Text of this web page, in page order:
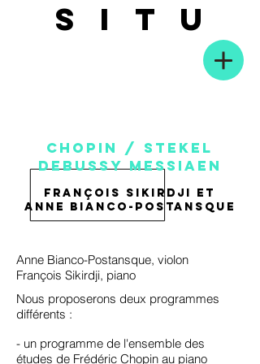
SITU
CHOPIN / stekel
debussy messiaen
FRANçOIS SIKIRDJI et
anne bianco-postansque
Anne Bianco-Postansque, violon
François Sikirdji, piano
Nous proposerons deux programmes
différents :
- un programme de l'ensemble des
études de Frédéric Chopin au piano